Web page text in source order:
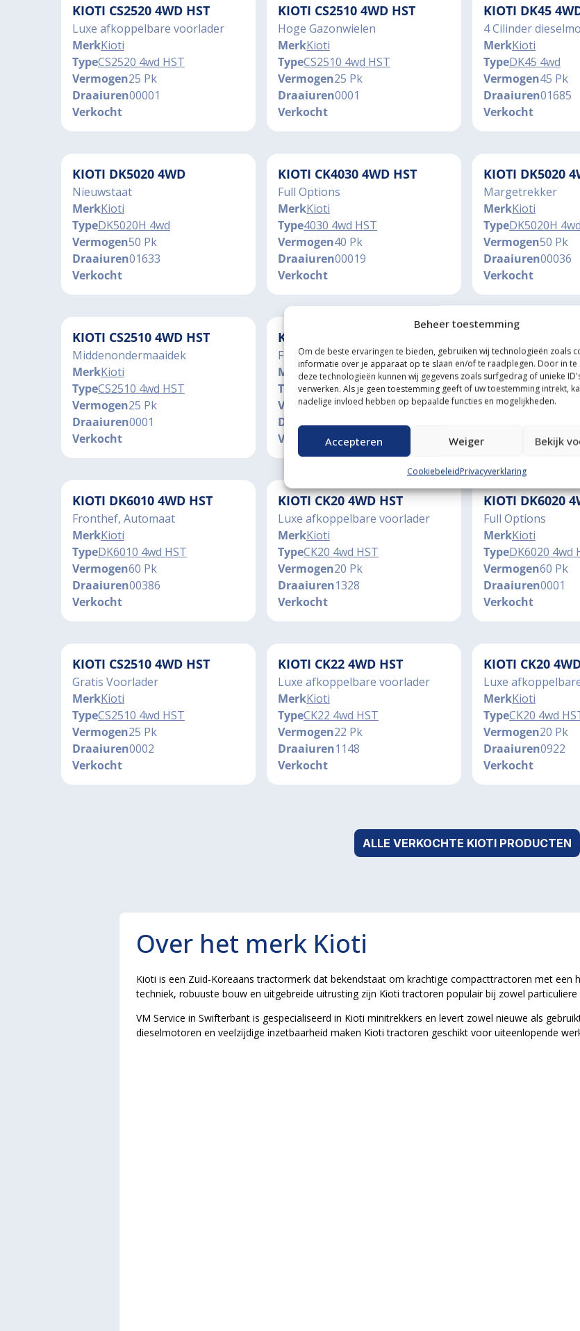
Beheer toestemming
Om de beste ervaringen te bieden, gebruiken wij technologieën zoals
informatie over je apparaat op te slaan en/of te raadplegen. Door in te
deze technologieën kunnen wij gegevens zoals surfgedrag of unieke
verwerken. Als je geen toestemming geeft of uw toestemming intrekt,
nadelige invloed hebben op bepaalde functies en mogelijkheden.
Accepteren Weiger Bekijk
CookiebeleidPrivacyverklaring
KIOTI CS2520 4WD HST
Luxe afkoppelbare voorlader
MerkKioti
TypeCS2520 4wd HST
Vermogen25 Pk
Draaiuren00001
Verkocht
KIOTI CS2510 4WD HST
Hoge Gazonwielen
MerkKioti
TypeCS2510 4wd HST
Vermogen25 Pk
Draaiuren0001
Verkocht
KIOTI DK45
4 Cilinder
MerkKioti
TypeDK45 4wd
Vermogen45 Pk
Draaiuren01685
Verkocht
KIOTI DK5020 4WD
Nieuwstaat
MerkKioti
TypeDK5020H 4wd
Vermogen50 Pk
Draaiuren01633
Verkocht
KIOTI CK4030 4WD HST
Full Options
MerkKioti
Type4030 4wd HST
Vermogen40 Pk
Draaiuren00019
Verkocht
KIOTI DK5020
Margetrekker
MerkKioti
TypeDK5020H 4wd
Vermogen50 Pk
Draaiuren00036
Verkocht
KIOTI CS2510 4WD HST
Middenondermaaidek
MerkKioti
TypeCS2510 4wd HST
Vermogen25 Pk
Draaiuren0001
Verkocht
KIOTI CK2810 4WD HST
Full Options, Margetrekker
MerkKioti
TypeCK2810 4wd HST
Vermogen 28 Pk
Draaiuren00130
Verkocht
Luxe
MerkKioti
TypeDK6020 4wd
Vermogen60 Pk
Verkocht
KIOTI DK6010 4WD HST
Fronthef, Automaat
MerkKioti
TypeDK6010 4wd HST
Vermogen60 Pk
Draaiuren00386
Verkocht
KIOTI CK20 4WD HST
Luxe afkoppelbare voorlader
MerkKioti
TypeCK20 4wd HST
Vermogen20 Pk
Draaiuren1328
Verkocht
KIOTI DK6020
Full Options
MerkKioti
TypeDK6020 4wd
Vermogen60 Pk
Draaiuren0001
Verkocht
KIOTI CS2510 4WD HST
Gratis Voorlader
MerkKioti
TypeCS2510 4wd HST
Vermogen25 Pk
Draaiuren0002
Verkocht
KIOTI CK22 4WD HST
Luxe afkoppelbare voorlader
MerkKioti
TypeCK22 4wd HST
Vermogen22 Pk
Draaiuren1148
Verkocht
KIOTI CK20
Luxe
MerkKioti
TypeCK20 4wd
Vermogen20 Pk
Draaiuren0922
Verkocht
ALLE VERKOCHTE KIOTI PRODUCTEN
Over het merk Kioti
Kioti is een Zuid-Koreaans tractormerk dat bekendstaat om krachtige compacttractoren met een
techniek, robuuste bouw en uitgebreide uitrusting zijn Kioti tractoren populair bij zowel
VM Service in Swifterbant is gespecialiseerd in Kioti minitrekkers en levert zowel nieuwe als
dieselmotoren en veelzijdige inzetbaarheid maken Kioti tractoren geschikt voor uiteenlopende